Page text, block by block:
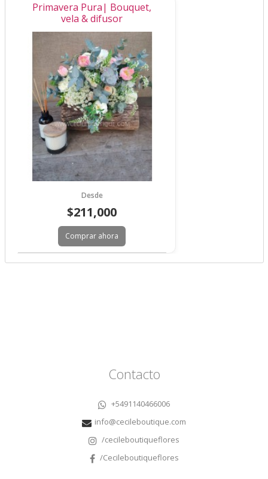
Primavera Pura| Bouquet,
vela & difusor
Desde
$211,000
Comprar ahora
Contacto
+5491140466006
info@cecileboutique.com
/cecileboutiqueflores
/Cecileboutiqueflores